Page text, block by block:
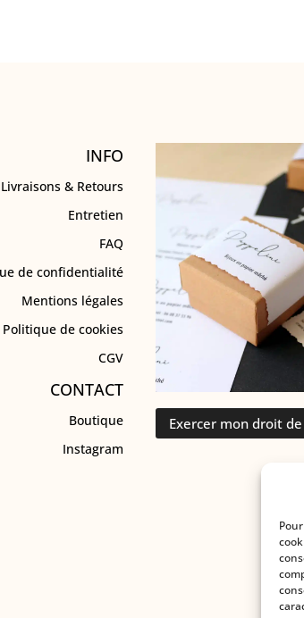
INFO
Livraisons & Retours
Entretien
FAQ
de confidentialité
Mentions légales
Politique de cookies
CGV
CONTACT
Boutique
Instagram
Exercer mon droit